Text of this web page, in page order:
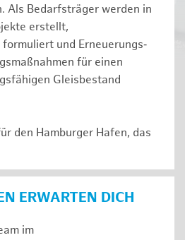
Als Bedarfsträger werden in
erstellt,
und Erneuerungs‑
für einen
Gleisbestand
den Hamburger Hafen, das
ERWARTEN DICH
im